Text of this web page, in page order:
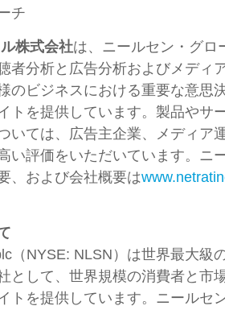
チ
株式会社は、ニールセン・グロ
者分析と広告分析およびメディ
のビジネスにおける重要な意思
トを提供しています。製品やサ
いては、広告主企業、メディア
い評価をいただいています。ニ
、および会社概要は
（NYSE: NLSN）は世界最大級
として、世界規模の消費者と市
トを提供しています。ニールセ